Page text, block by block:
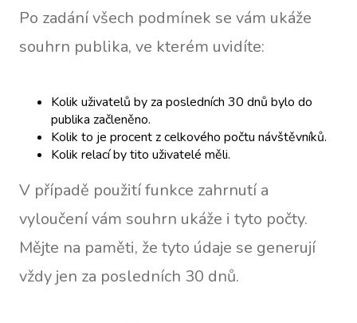
Po zadání všech podmínek se vám ukáže
souhrn publika, ve kterém uvidíte:
Kolik uživatelů by za posledních 30 dnů bylo do
publika začleněno.
Kolik to je procent z celkového počtu návštěvníků.
Kolik relací by tito uživatelé měli.
V případě použití funkce zahrnutí a
vyloučení vám souhrn ukáže i tyto počty.
Mějte na paměti, že tyto údaje se generují
vždy jen za posledních 30 dnů.